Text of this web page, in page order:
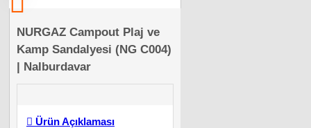
NURGAZ Campout Plaj ve
Kamp Sandalyesi (NG C004)
| Nalburdavar
Ürün Açıklaması